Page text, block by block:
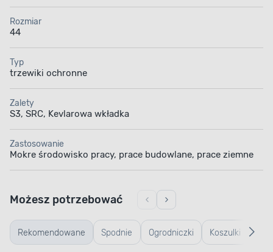
Rozmiar
44
Typ
trzewiki ochronne
Zalety
S3, SRC, Kevlarowa wkładka
Zastosowanie
Mokre środowisko pracy, prace budowlane, prace ziemne
Rekomendowane Spodnie Ogrodniczki Koszulki
Możesz potrzebować